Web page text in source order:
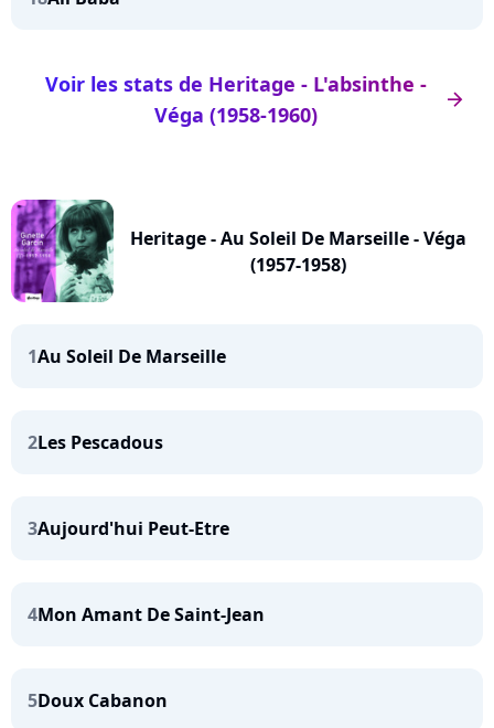
arrow_right
Voir les stats de Heritage - L'absinthe -
Véga (1958-1960)
Heritage - Au Soleil De Marseille - Véga
(1957-1958)
1Au Soleil De Marseille
2Les Pescadous
3Aujourd'hui Peut-Etre
4Mon Amant De Saint-Jean
5Doux Cabanon